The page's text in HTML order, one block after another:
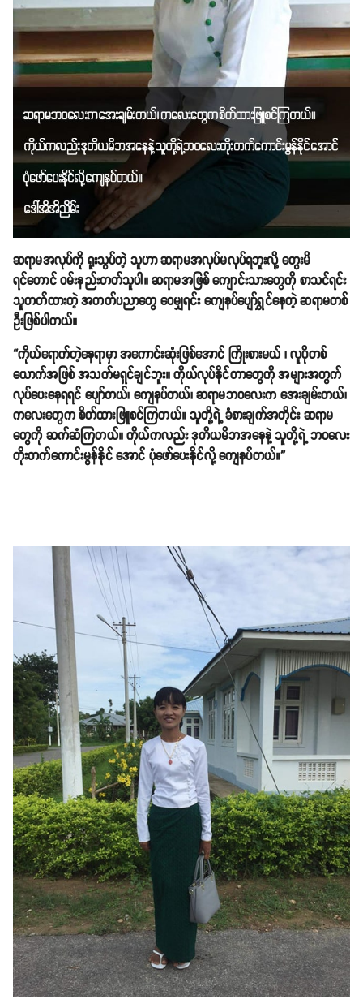
ဆရာမအလုပ်ကို ရူးသွပ်တဲ့ သူဟာ ဆရာမအလုပ်မလုပ်ရဘူးလို့ တွေးမိ
ရင်တောင် ဝမ်းနည်းတတ်သူပါ။ ဆရာမအဖြစ် ကျောင်းသားတွေကို စာသင်ရင်း
သူတတ်ထားတဲ့ အတတ်ပညာတွေ ဝေမျှရင်း ကျေနပ်ပျော်ရွှင်နေတဲ့ ဆရာမတစ်
ဦးဖြစ်ပါတယ်။
“ကိုယ်ရောက်တဲ့နေရာမှာ အကောင်းဆုံးဖြစ်အောင် ကြိုးစားမယ် ၊ လူပိုတစ်
ယောက်အဖြစ် အသက်မရှင်ချင်ဘူး။ ကိုယ်လုပ်နိုင်တာတွေကို အများအတွက်
လုပ်ပေးနေရရင် ပျော်တယ်၊ ကျေနပ်တယ်၊ ဆရာမဘဝလေးက အေးချမ်းတယ်၊
ကလေးတွေက စိတ်ထားဖြူစင်ကြတယ်။ သူတို့ရဲ့ ခံစားချက်အတိုင်း ဆရာမ
တွေကို ဆက်ဆံကြတယ်။ ကိုယ်ကလည်း ဒုတိယမိဘအနေနဲ့ သူတို့ရဲ့ ဘဝလေး
တိုးတက်ကောင်းမွန်နိုင် အောင် ပုံဖော်ပေးနိုင်လို့ ကျေနပ်တယ်။”